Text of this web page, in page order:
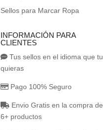
Sellos para Marcar Ropa
INFORMACIÓN PARA
CLIENTES
Tus sellos en el idioma que tu
quieras
Pago 100% Seguro
Envio Gratis en la compra de
6+ productos